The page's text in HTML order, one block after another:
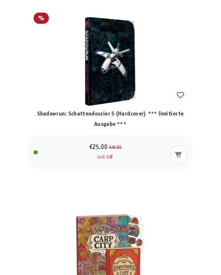
%
Shadowrun: Schattendossier 5 (Hardcover) *** limitierte
Ausgabe ***
€25.00 €49.95
incl. VAT